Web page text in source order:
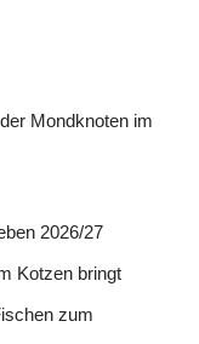
Mondknoten im
2026/27
Kotzen bringt
zum